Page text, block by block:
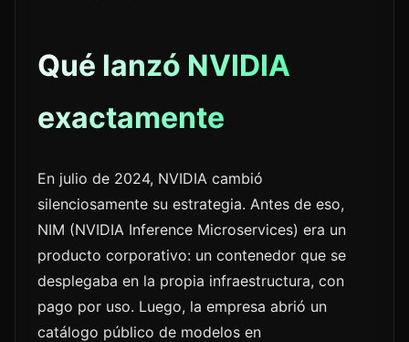
Qué lanzó NVIDIA
exactamente
En julio de 2024, NVIDIA cambió
silenciosamente su estrategia. Antes de eso,
NIM (NVIDIA Inference Microservices) era un
producto corporativo: un contenedor que se
desplegaba en la propia infraestructura, con
pago por uso. Luego, la empresa abrió un
catálogo público de modelos en